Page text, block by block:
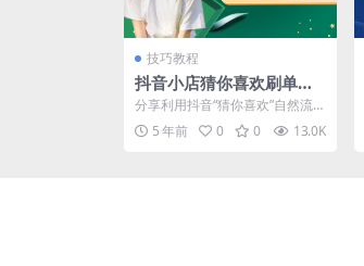
技巧教程
抖音小店猜你喜欢刷单教
程：自然流量爆单实操细
节
分享利用抖音“猜你喜欢”自然流
量爆单玩法教程，该玩法有一 个
核心的点一直没有公开...
5 年前 0 0 13.0K